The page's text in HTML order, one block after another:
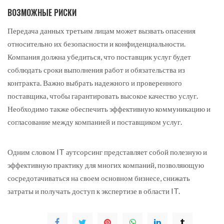
ВОЗМОЖНЫЕ РИСКИ
Передача данных третьим лицам может вызвать опасения
относительно их безопасности и конфиденциальности.
Компания должна убедиться, что поставщик услуг будет
соблюдать сроки выполнения работ и обязательства из
контракта. Важно выбрать надежного и проверенного
поставщика, чтобы гарантировать высокое качество услуг.
Необходимо также обеспечить эффективную коммуникацию и
согласование между компанией и поставщиком услуг.
Одним словом IT аутсорсинг представляет собой полезную и
эффективную практику для многих компаний, позволяющую
сосредотачиваться на своем основном бизнесе, снижать
затраты и получать доступ к экспертизе в области IT.